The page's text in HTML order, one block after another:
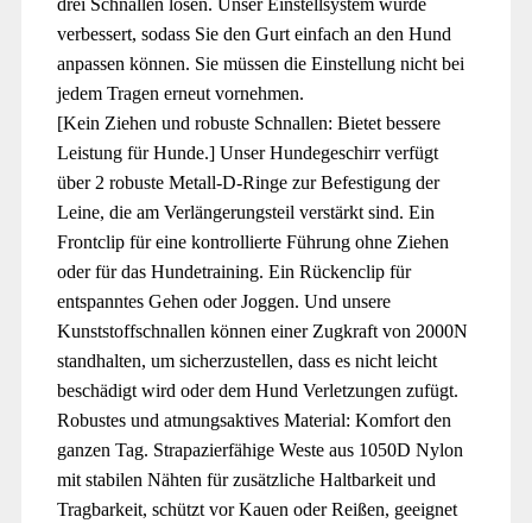
drei Schnallen lösen. Unser Einstellsystem wurde
verbessert, sodass Sie den Gurt einfach an den Hund
anpassen können. Sie müssen die Einstellung nicht bei
jedem Tragen erneut vornehmen.
[Kein Ziehen und robuste Schnallen: Bietet bessere
Leistung für Hunde.] Unser Hundegeschirr verfügt
über 2 robuste Metall-D-Ringe zur Befestigung der
Leine, die am Verlängerungsteil verstärkt sind. Ein
Frontclip für eine kontrollierte Führung ohne Ziehen
oder für das Hundetraining. Ein Rückenclip für
entspanntes Gehen oder Joggen. Und unsere
Kunststoffschnallen können einer Zugkraft von 2000N
standhalten, um sicherzustellen, dass es nicht leicht
beschädigt wird oder dem Hund Verletzungen zufügt.
Robustes und atmungsaktives Material: Komfort den
ganzen Tag. Strapazierfähige Weste aus 1050D Nylon
mit stabilen Nähten für zusätzliche Haltbarkeit und
Tragbarkeit, schützt vor Kauen oder Reißen, geeignet